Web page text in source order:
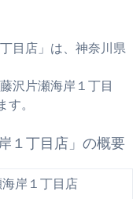
目店」は、神奈川県
沢片瀬海岸１丁目
す。
１丁目店」の概要
岸１丁目店